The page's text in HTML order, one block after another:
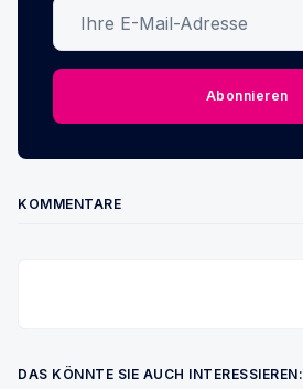
Ihre E-Mail-Adresse
Abonnieren
KOMMENTARE
DAS KÖNNTE SIE AUCH INTERESSIEREN: